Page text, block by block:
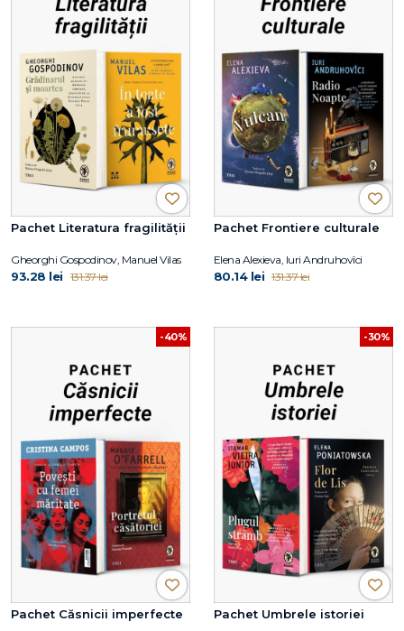
Pachet Literatura fragilității
Gheorghi Gospodinov, Manuel Vilas
93.28 lei 131.37 lei
Pachet Frontiere culturale
Elena Alexieva, Iuri Andruhovîci
80.14 lei 131.37 lei
-40%
Pachet Căsnicii imperfecte
-30%
Pachet Umbrele istoriei